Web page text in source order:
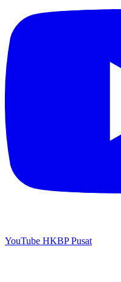
YouTube HKBP Pusat